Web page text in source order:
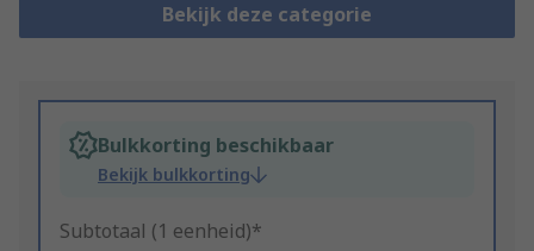
Bekijk deze categorie
Bulkkorting beschikbaar
Bekijk bulkkorting
Subtotaal (1 eenheid)*